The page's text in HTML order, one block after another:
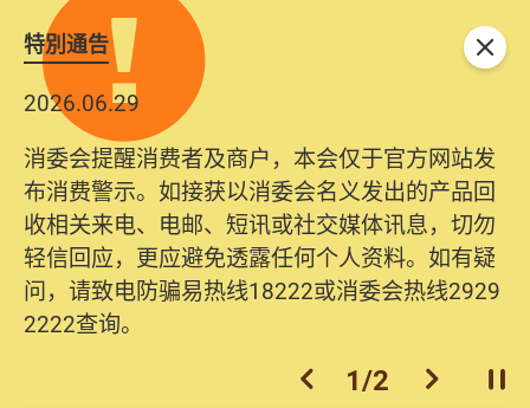
特別通告
2026.06.29
消委会提醒消费者及商户，本会仅于官方网站发
布消费警示。如接获以消委会名义发出的产品回
收相关来电、电邮、短讯或社交媒体讯息，切勿
轻信回应，更应避免透露任何个人资料。如有疑
问，请致电防骗易热线18222或消委会热线2929
2222查询。
上一个
1/2 下一个开
关闭